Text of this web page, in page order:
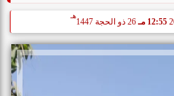
12:55 مـ 26 ذو الحجة 1447
هـ